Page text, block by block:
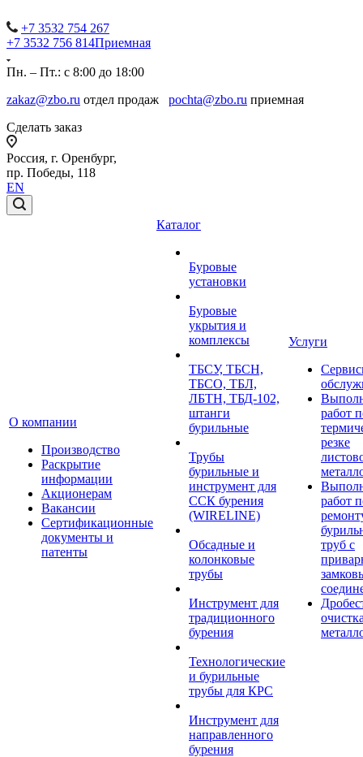
+7 3532 754 267
+7 3532 756 814Приемная
Пн. – Пт.: с 8:00 до 18:00
zakaz@zbo.ru отдел продаж pochta@zbo.ru приемная
Сделать заказ
Россия, г. Оренбург,
пр. Победы, 118
EN
О компании
Производство
Раскрытие
информации
Акционерам
Вакансии
Сертификационные
документы и
патенты
Каталог
Буровые
установки
Буровые
укрытия и
комплексы
ТБСУ, ТБСН,
ТБСО, ТБЛ,
ЛБТН, ТБД-102,
штанги
бурильные
Трубы
бурильные и
инструмент для
ССК бурения
(WIRELINE)
Обсадные и
колонковые
трубы
Инструмент для
традиционного
бурения
Технологические
и бурильные
трубы для КРС
Инструмент для
направленного
бурения
Услуги
работ
резке
работ
труб с